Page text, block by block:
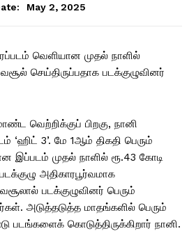
May 2, 2025
வெளியான முதல் நாளில்
செய்திருப்பதாக படக்குழுவினர்
வெற்றிக்குப் பிறகு, நானி
‘ஹிட் 3’. மே 1ஆம் திகதி பெரும்
இப்படம் முதல் நாளில் ரூ.43 கோடி
அதிகாரபூர்வமாக
படக்குழுவினர் பெரும்
அடுத்தடுத்த மாதங்களில் பெரும்
படங்களைக் கொடுத்திருக்கிறார் நானி.